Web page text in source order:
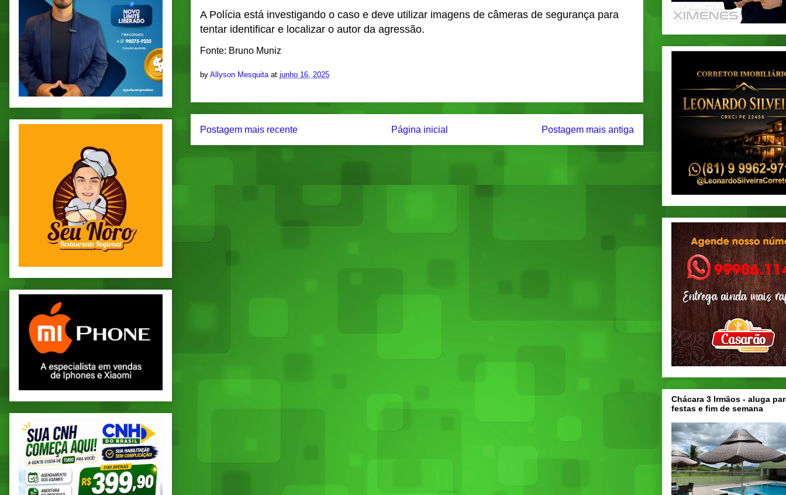
A Polícia está investigando o caso e deve utilizar imagens de câmeras de segurança para
tentar identificar e localizar o autor da agressão.
Fonte: Bruno Muniz
by Allyson Mesquita at junho 16, 2025
Postagem mais recente Postagem mais antiga
Página inicial
Chácara 3 Irmãos - aluga
festas e fim de semana